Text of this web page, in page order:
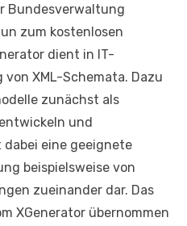
Bundesverwaltung
zum kostenlosen
dient in IT-
XML-Schemata. Dazu
zunächst als
und
eine geeignete
beispielsweise von
zueinander dar. Das
XGenerator übernommen